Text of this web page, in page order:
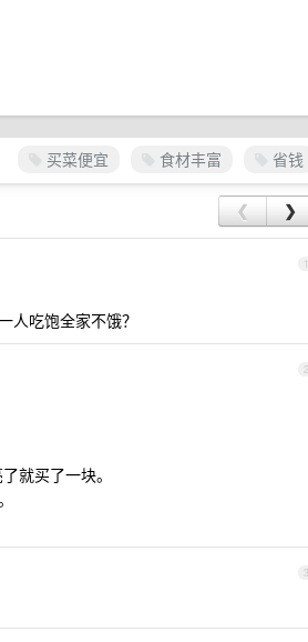
买菜便宜 食材丰富 省钱
❮ ❯
1
人吃饱全家不饿？
2
就买了一块。
3